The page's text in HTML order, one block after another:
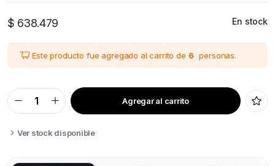
$ 638.479 En stock
Este producto fue agregado al carrito de 6 personas.
KIT
CREALITY
SISTEMA
MULTICOLOR
Agregar al carrito
Ver stock disponible